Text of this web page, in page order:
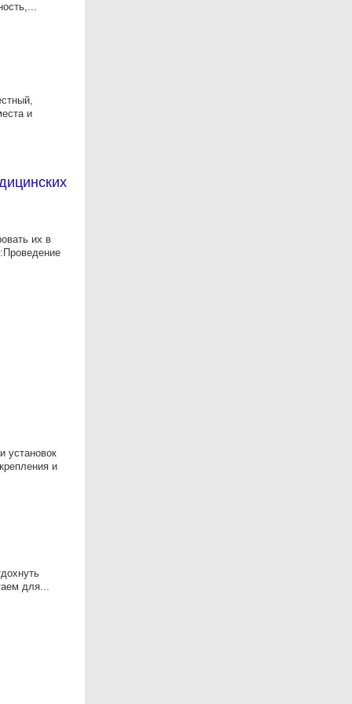
и
их в
установок
и
для...